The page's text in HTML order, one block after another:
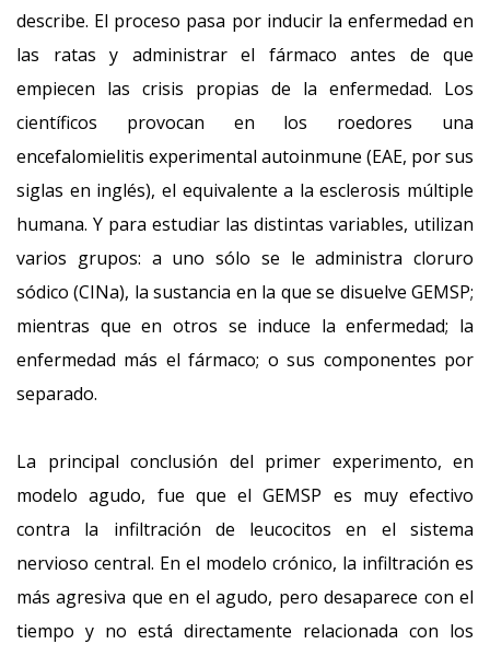
describe. El proceso pasa por inducir la enfermedad en
las ratas y administrar el fármaco antes de que
empiecen las crisis propias de la enfermedad. Los
científicos provocan en los roedores una
encefalomielitis experimental autoinmune (EAE, por sus
siglas en inglés), el equivalente a la esclerosis múltiple
humana. Y para estudiar las distintas variables, utilizan
varios grupos: a uno sólo se le administra cloruro
sódico (CINa), la sustancia en la que se disuelve GEMSP;
mientras que en otros se induce la enfermedad; la
enfermedad más el fármaco; o sus componentes por
separado.
La principal conclusión del primer experimento, en
modelo agudo, fue que el GEMSP es muy efectivo
contra la infiltración de leucocitos en el sistema
nervioso central. En el modelo crónico, la infiltración es
más agresiva que en el agudo, pero desaparece con el
tiempo y no está directamente relacionada con los